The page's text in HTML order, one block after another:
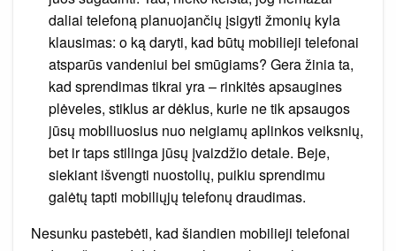
daliai telefoną planuojančių įsigyti žmonių kyla
klausimas: o ką daryti, kad būtų mobilieji telefonai
atsparūs vandeniui bei smūgiams? Gera žinia ta,
kad sprendimas tikrai yra – rinkitės apsaugines
plėveles, stiklus ar dėklus, kurie ne tik apsaugos
jūsų mobiliuosius nuo neigiamų aplinkos veiksnių,
bet ir taps stilinga jūsų įvaizdžio detale. Beje,
siekiant išvengti nuostolių, puikiu sprendimu
galėtų tapti mobiliųjų telefonų draudimas.
Nesunku pastebėti, kad šiandien mobilieji telefonai